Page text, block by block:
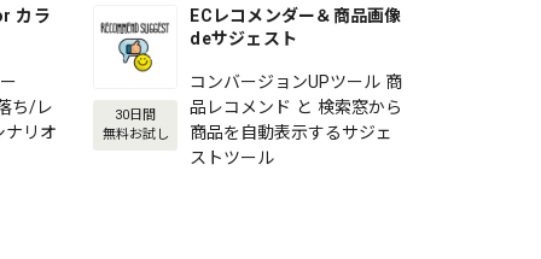
カラ
ち/レ
ナリオ
30日間
無料お試し
ECレコメンダー＆商品画像
deサジェスト
コンバージョンUPツール 商
品レコメンド と 検索窓から
商品を自動表示するサジェ
ストツール